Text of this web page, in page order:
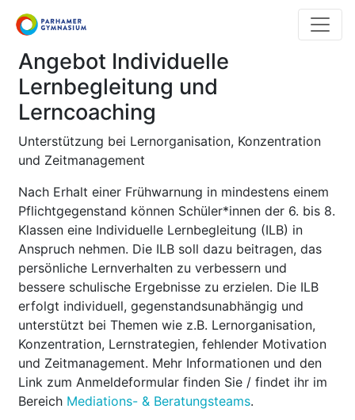
Direkt
zum
Angebot Individuelle
Lernbegleitung und
Lerncoaching
Unterstützung bei Lernorganisation, Konzentration
und Zeitmanagement
Nach Erhalt einer Frühwarnung in mindestens einem
Pflichtgegenstand können Schüler*innen der 6. bis 8.
Klassen eine Individuelle Lernbegleitung (ILB) in
Anspruch nehmen. Die ILB soll dazu beitragen, das
persönliche Lernverhalten zu verbessern und
bessere schulische Ergebnisse zu erzielen. Die ILB
erfolgt individuell, gegenstandsunabhängig und
unterstützt bei Themen wie z.B. Lernorganisation,
Konzentration, Lernstrategien, fehlender Motivation
und Zeitmanagement. Mehr Informationen und den
Link zum Anmeldeformular finden Sie / findet ihr im
Bereich Mediations- & Beratungsteams.